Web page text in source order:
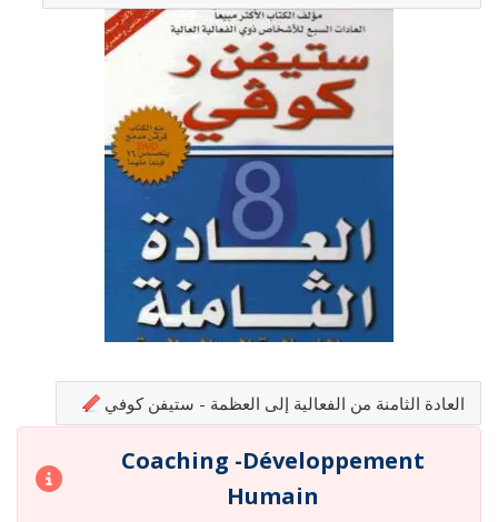
العادة الثامنة من الفعالية إلى العظمة - ستيفن كوفي
Coaching -Développement
Humain